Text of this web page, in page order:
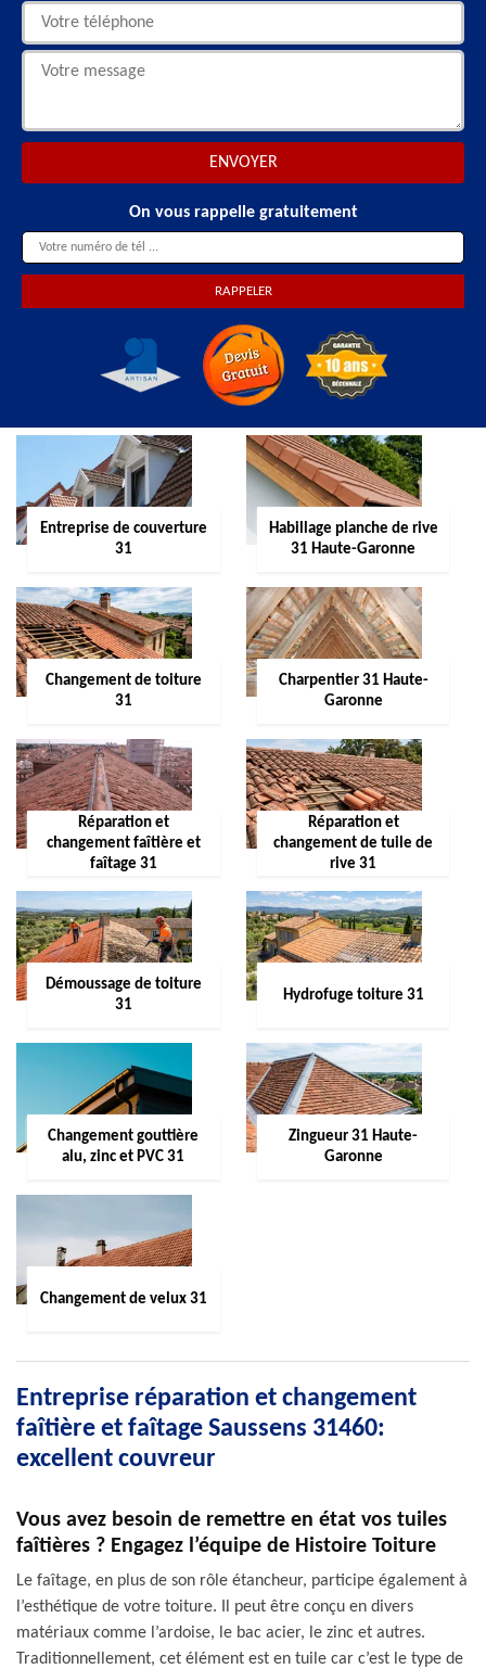
On vous rappelle gratuitement
Entreprise de couverture
31
Habillage planche de rive
31 Haute-Garonne
Changement de toiture
31
Charpentier 31 Haute-
Garonne
Réparation et
changement faîtière et
faîtage 31
Réparation et
changement de tuile de
rive 31
Démoussage de toiture
31
Hydrofuge toiture 31
Changement gouttière
alu, zinc et PVC 31
Zingueur 31 Haute-
Garonne
Changement de velux 31
Entreprise réparation et changement
faîtière et faîtage Saussens 31460:
excellent couvreur
Vous avez besoin de remettre en état vos tuiles
faîtières ? Engagez l’équipe de Histoire Toiture
Le faîtage, en plus de son rôle étancheur, participe également à
l’esthétique de votre toiture. Il peut être conçu en divers
matériaux comme l’ardoise, le bac acier, le zinc et autres.
Traditionnellement, cet élément est en tuile car c’est le type de